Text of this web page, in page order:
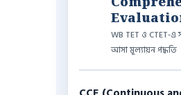
WB TET ও CTET-এ
আসা মূল্যায়ন পদ্ধতি